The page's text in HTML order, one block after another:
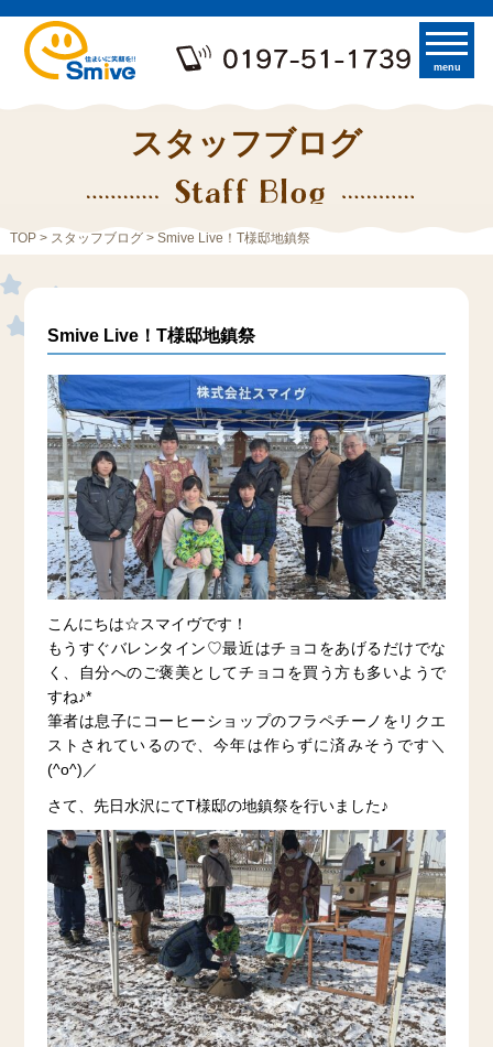
menu
スタッフブログ
TOP> スタッフブログ> Smive Live！T様邸地鎮祭
Smive Live！T様邸地鎮祭
こんにちは☆スマイヴです！
もうすぐバレンタイン♡最近はチョコをあげるだけでな
く、自分へのご褒美としてチョコを買う方も多いようで
すね♪*
筆者は息子にコーヒーショップのフラペチーノをリクエ
ストされているので、今年は作らずに済みそうです＼
(^o^)／
さて、先日水沢にてT様邸の地鎮祭を行いました♪